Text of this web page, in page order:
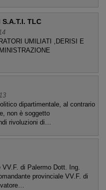
S.A.T.I. TLC
UMILIATI ,DERISI E
dipartimentale, al contrario
non è soggetto
rivoluzioni di…
VV.F. di Palermo Dott. Ing.
provinciale VV.F. di